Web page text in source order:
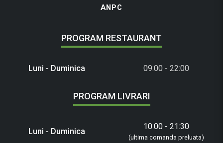
ANPC
PROGRAM RESTAURANT
Luni - Duminica 09:00 - 22:00
PROGRAM LIVRARI
Luni - Duminica 10:00 - 21:30
(ultima comanda preluata)